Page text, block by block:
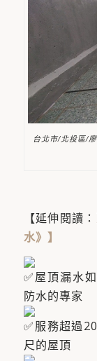
台北市/北投區/
【延伸閱讀：
水》 】
屋頂漏水
防水的專家
服務超過
尺的屋頂